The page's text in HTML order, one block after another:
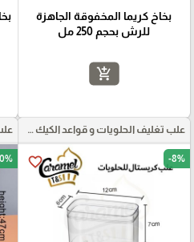
بخاخ كريما المخفوقة الجاهزة
للرش بحجم 250 مل
add_shopping_cart
علب تغليف الحلويات و قواعد الكيك و علب بلاستيكية بأنواعها
favorite_border -8%